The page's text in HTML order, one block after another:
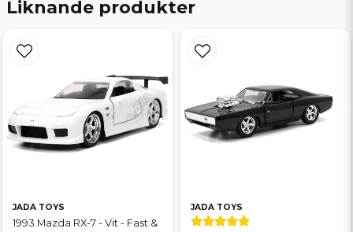
Liknande produkter
JADA TOYS
1993 Mazda RX-7 - Vit - Fast &
JADA TOYS